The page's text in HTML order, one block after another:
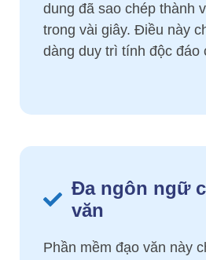
dung đã sao chép thành
trong vài giây. Điều này
dàng duy trì tính độc đáo
Đa ngôn ngữ
văn
Phần mềm đạo văn này